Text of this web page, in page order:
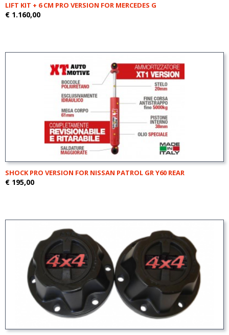
LIFT KIT + 6 CM PRO VERSION FOR MERCEDES G
€ 1.160,00
SHOCK PRO VERSION FOR NISSAN PATROL GR Y60 REAR
€ 195,00